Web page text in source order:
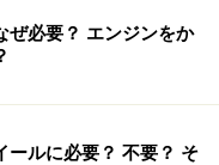
ハブリングはこのよ
ぜ必要？ エンジンをか
ールに必要？ 不要？ そ